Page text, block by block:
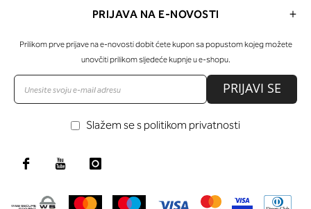
PRIJAVA NA E-NOVOSTI
Prilikom prve prijave na e-novosti dobit ćete kupon sa popustom kojeg možete
unovčiti prilikom sljedeće kupnje u e-shopu.
PRIJAVI SE
Slažem se s politikom privatnosti